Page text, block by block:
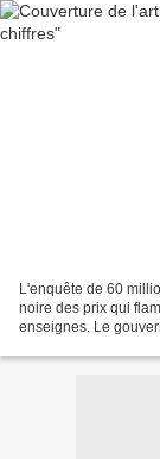
L'enquête de 60
noire des prix qui
enseignes. Le